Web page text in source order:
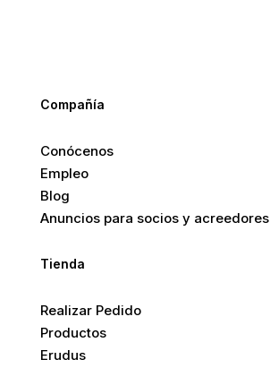
Compañía
Conócenos
Empleo
Blog
Anuncios para socios y acreedores
Tienda
Realizar Pedido
Productos
Erudus